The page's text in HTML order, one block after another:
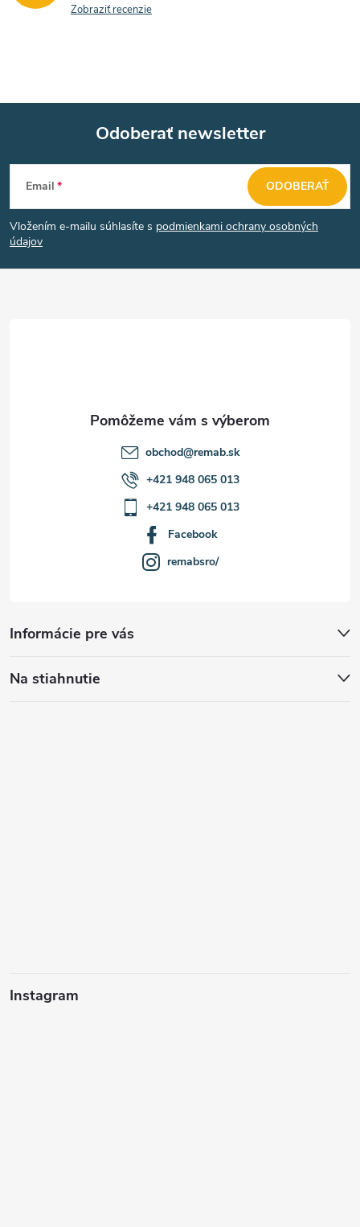
Zobraziť recenzie
Z
á
p
Odoberať newsletter
Email
Vložením e-mailu súhlasíte s podmienkami ochrany osobných
údajov
ODOBERAŤ
Informácie pre vás
Na stiahnutie
Instagram
obchod@remab.sk
+421 948 065 013
+421 948 065 013
Facebook
remabsro/